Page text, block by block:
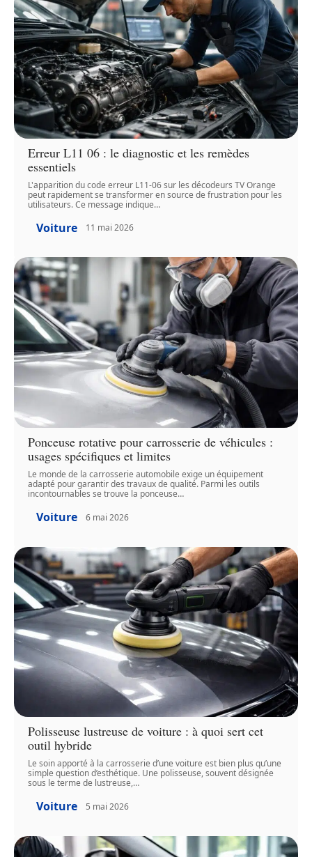
Erreur L11 06 : le diagnostic et les remèdes
essentiels
L'apparition du code erreur L11-06 sur les décodeurs TV Orange
peut rapidement se transformer en source de frustration pour les
utilisateurs. Ce message indique…
Voiture 11 mai 2026
Ponceuse rotative pour carrosserie de véhicules :
usages spécifiques et limites
Le monde de la carrosserie automobile exige un équipement
adapté pour garantir des travaux de qualité. Parmi les outils
incontournables se trouve la ponceuse…
Voiture 6 mai 2026
Polisseuse lustreuse de voiture : à quoi sert cet
outil hybride
Le soin apporté à la carrosserie d’une voiture est bien plus qu’une
simple question d’esthétique. Une polisseuse, souvent désignée
sous le terme de lustreuse,…
Voiture 5 mai 2026